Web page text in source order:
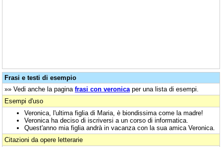
Frasi e testi di esempio
»» Vedi anche la pagina frasi con veronica per una lista di esempi.
Esempi d'uso
Veronica, l'ultima figlia di Maria, è biondissima come la madre!
Veronica ha deciso di iscriversi a un corso di informatica.
Quest'anno mia figlia andrà in vacanza con la sua amica Veronica.
Citazioni da opere letterarie